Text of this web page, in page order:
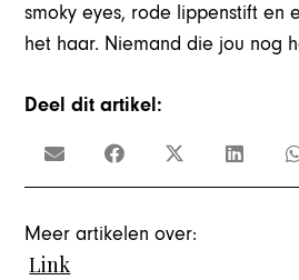
smoky eyes, rode lippenstift en
het haar. Niemand die jou nog
Deel dit artikel:
Meer artikelen over:
Link